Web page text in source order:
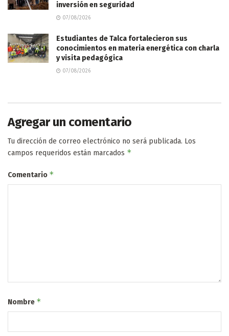
inversión en seguridad
07/08/2026
Estudiantes de Talca fortalecieron sus
conocimientos en materia energética con charla
y visita pedagógica
07/08/2026
Agregar un comentario
Tu dirección de correo electrónico no será publicada. Los
campos requeridos están marcados *
Comentario *
Nombre *